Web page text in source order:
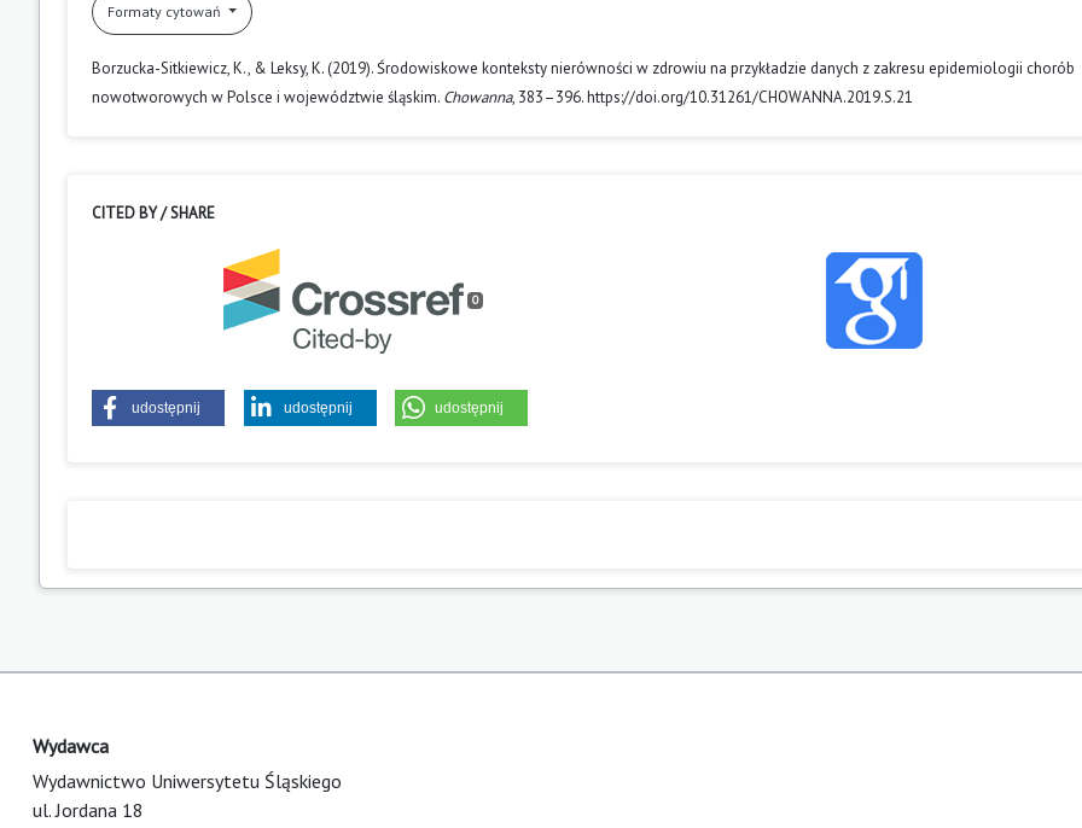
Formaty cytowań
Borzucka-Sitkiewicz, K., & Leksy, K. (2019). Środowiskowe konteksty nierówności w zdrowiu na przykładzie danych z zakresu epidemiologii chorób
nowotworowych w Polsce i województwie śląskim. Chowanna, 383–396. https://doi.org/10.31261/CHOWANNA.2019.S.21
CITED BY / SHARE
0
udostępnij udostępnij udostępnij
Wydawca
Wydawnictwo Uniwersytetu Śląskiego
ul. Jordana 18